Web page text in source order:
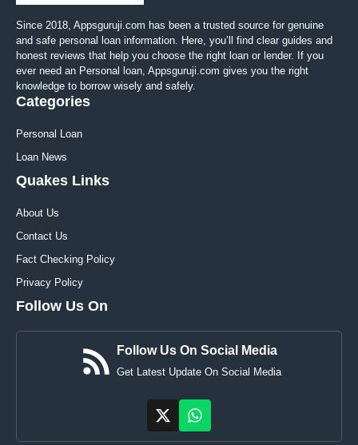
Since 2018, Appsguruji.com has been a trusted source for genuine
and safe personal loan information. Here, you’ll find clear guides and
honest reviews that help you choose the right loan or lender. If you
ever need an Personal loan, Appsguruji.com gives you the right
knowledge to borrow wisely and safely.
Categories
Personal Loan
Loan News
Quakes Links
About Us
Contact Us
Fact Checking Policy
Privacy Policy
Follow Us On
Follow Us On Social Media
Get Latest Update On Social Media